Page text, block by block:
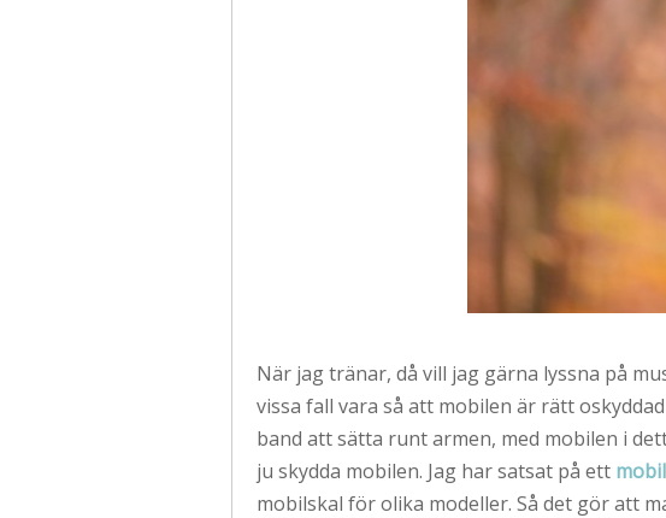
När jag tränar, då vill jag gärna lyssna på
vissa fall vara så att mobilen är rätt
band att sätta runt armen, med mobilen i
ju skydda mobilen. Jag har satsat på ett
mobilskal för olika modeller. Så det gör att